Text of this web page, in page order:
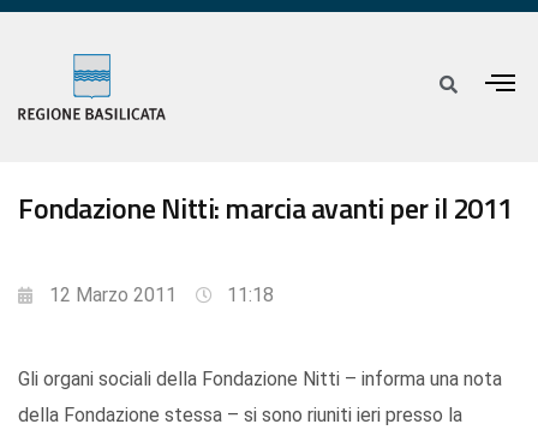
Fondazione Nitti: marcia avanti per il 2011
12 Marzo 2011 11:18
Gli organi sociali della Fondazione Nitti – informa una nota
della Fondazione stessa – si sono riuniti ieri presso la